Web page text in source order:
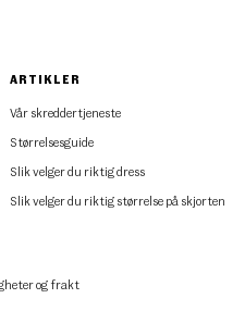
ARTIKLER
Vår skreddertjeneste
Størrelsesguide
Slik velger du riktig dress
Slik velger du riktig størrelse på skjorten
og frakt